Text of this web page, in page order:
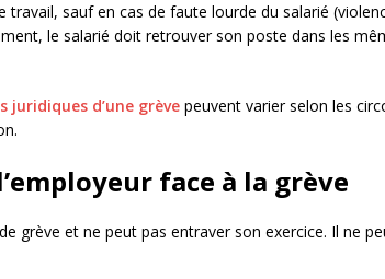
sauf en cas de faute lourde du salarié
le salarié doit retrouver son poste dans les
juridiques d’une grève peuvent varier selon les
face à la grève
grève et ne peut pas entraver son exercice. Il ne